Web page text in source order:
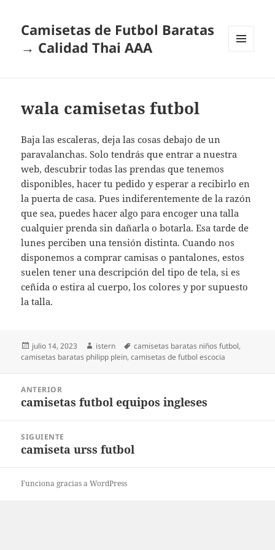
Camisetas de Futbol Baratas
→ Calidad Thai AAA
wala camisetas futbol
Baja las escaleras, deja las cosas debajo de un
paravalanchas. Solo tendrás que entrar a nuestra
web, descubrir todas las prendas que tenemos
disponibles, hacer tu pedido y esperar a recibirlo en
la puerta de casa. Pues indiferentemente de la razón
que sea, puedes hacer algo para encoger una talla
cualquier prenda sin dañarla o botarla. Esa tarde de
lunes perciben una tensión distinta. Cuando nos
disponemos a comprar camisas o pantalones, estos
suelen tener una descripción del tipo de tela, si es
ceñida o estira al cuerpo, los colores y por supuesto
la talla.
Publicado
el
julio 14, 2023 Autor
istern Etiquetas
camisetas baratas niños futbol,
camisetas baratas philipp plein,camisetas de futbol escocia
entradas
ANTERIOR
Entrada
camisetas futbol equipos ingleses
SIGUIENTE
Entrada
camiseta urss futbol
Funciona gracias a WordPress